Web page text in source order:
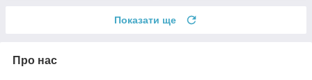
Показати ще
Про нас